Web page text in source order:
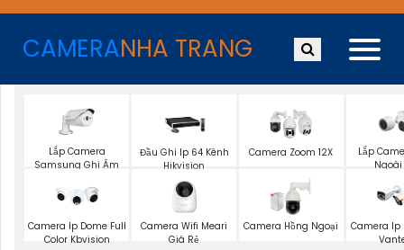
CAMERANHA TRANG
Lắp Camera
Samsung Ghi Âm
Đầu Ghi Ip 64 Kênh
Hikvision
Camera Zoom 12X
Lắp
Camera Ip Dome Full
Color Kbvision
Camera Wifi Meari
Giá Rẻ
Camera Hồng Ngoại
Camera Ip